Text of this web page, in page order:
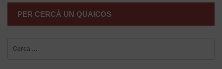
PER CERCÀ UN QUAICOS